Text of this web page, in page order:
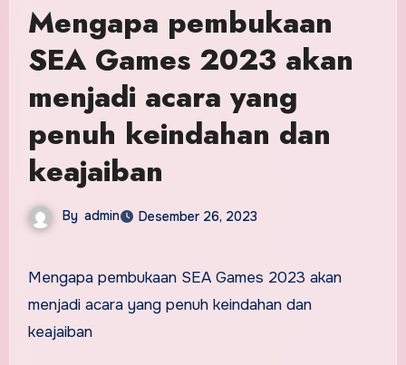
Mengapa pembukaan
SEA Games 2023 akan
menjadi acara yang
penuh keindahan dan
keajaiban
By admin Desember 26, 2023
Mengapa pembukaan SEA Games 2023 akan
menjadi acara yang penuh keindahan dan
keajaiban